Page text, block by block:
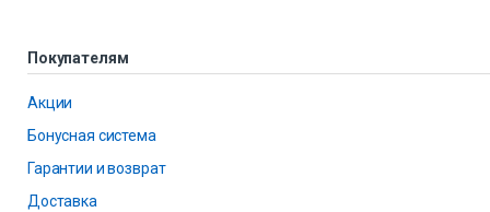
Покупателям
Акции
Бонусная система
Гарантии и возврат
Доставка